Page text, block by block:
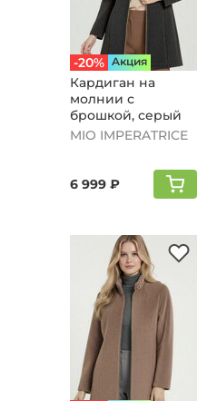
-20% Aкция
Кардиган на
молнии с
брошкой, серый
MIO IMPERATRICE
6 999 ₽